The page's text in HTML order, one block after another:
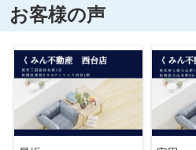
お客様の声